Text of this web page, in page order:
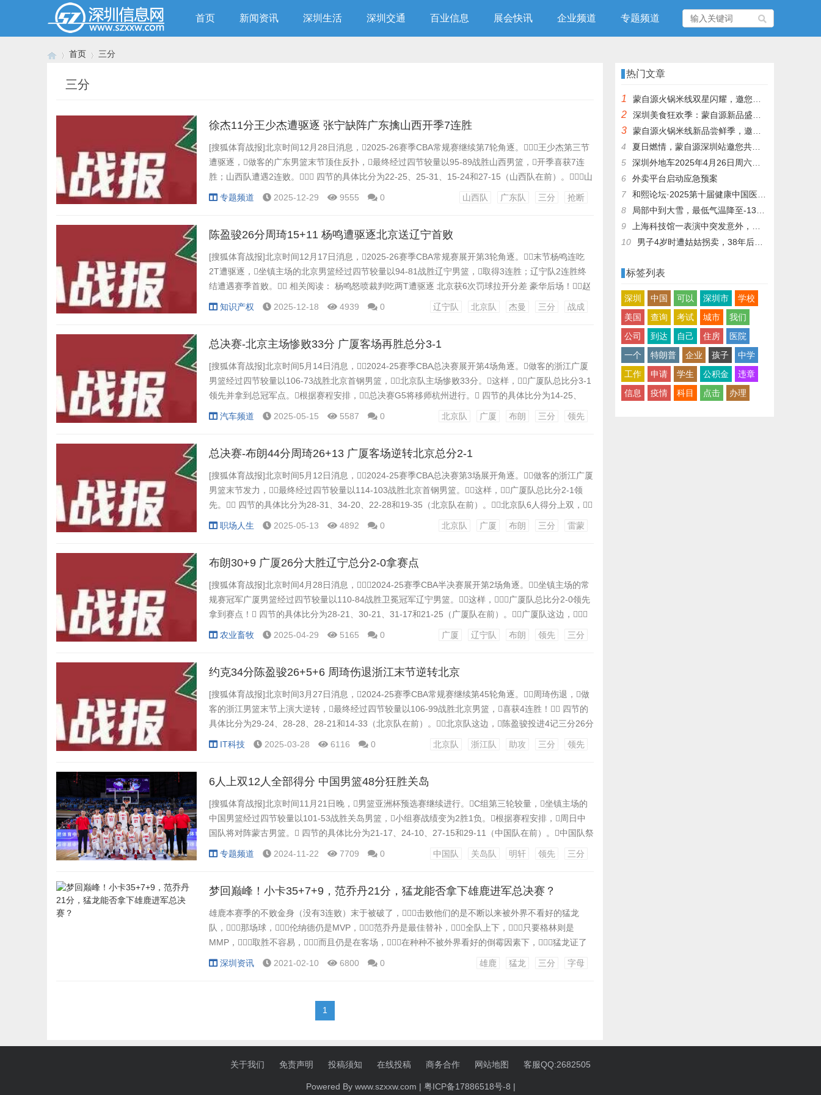
首页 新闻资讯 深圳生活 深圳交通 百业信息 展会快讯 企业频道 专题频道
首页 三分
三分
徐杰11分王少杰遭驱逐 张宁缺阵广东擒山西开季7连胜
[搜狐体育战报]北京时间12月28日消息，2025-26赛季CBA常规赛继续第7轮角逐。王少杰第三节
遭驱逐，做客的广东男篮末节顶住反扑，最终经过四节较量以95-89战胜山西男篮，开季喜获7连
胜；山西队遭遇2连败。 四节的具体比分为22-25、25-31、15-24和27-15（山西队在前）。山
西队这边，诺威尔24分4助攻3抢断，贾明儒14分4助攻，法耶12分11篮板。广东队这边，萨
专题频道 2025-12-29 9555 0 山西队 广东队 三分 抢断
陈盈骏26分周琦15+11 杨鸣遭驱逐北京送辽宁首败
[搜狐体育战报]北京时间12月17日消息，2025-26赛季CBA常规赛展开第3轮角逐。末节杨鸣连吃
2T遭驱逐，坐镇主场的北京男篮经过四节较量以94-81战胜辽宁男篮，取得3连胜；辽宁队2连胜终
结遭遇赛季首败。 相关阅读： 杨鸣怒喷裁判吃两T遭驱逐 北京获6次罚球拉开分差 豪华后场！赵
睿11+7稳军心 陈盈骏替补高效狂砍26分 内线较量！周琦力压莫兰德 与赵睿默契配合秀暴扣 杰曼砍
知识产权 2025-12-18 4939 0 辽宁队 北京队 杰曼 三分 战成
总决赛-北京主场惨败33分 广厦客场再胜总分3-1
[搜狐体育战报]北京时间5月14日消息，2024-25赛季CBA总决赛展开第4场角逐。做客的浙江广厦
男篮经过四节较量以106-73战胜北京首钢男篮，北京队主场惨败33分。这样，广厦队总比分3-1
领先并拿到总冠军点。根据赛程安排，总决赛G5将移师杭州进行。 四节的具体比分为14-25、
21-28、17-29和21-24（北京队在前）。北京队这边，陈盈骏13分，奥莫特11分5篮板4助攻，
汽车频道 2025-05-15 5587 0 北京队 广厦 布朗 三分 领先
总决赛-布朗44分周琦26+13 广厦客场逆转北京总分2-1
[搜狐体育战报]北京时间5月12日消息，2024-25赛季CBA总决赛第3场展开角逐。做客的浙江广厦
男篮末节发力，最终经过四节较量以114-103战胜北京首钢男篮。这样，广厦队总比分2-1领
先。 四节的具体比分为28-31、34-20、22-28和19-35（北京队在前）。北京队6人得分上双，
周琦26分13篮板2盖帽，杰曼投进4记三分16分5篮板14助攻，奥莫特16分3篮板，陈盈骏13分
职场人生 2025-05-13 4892 0 北京队 广厦 布朗 三分 雷蒙
布朗30+9 广厦26分大胜辽宁总分2-0拿赛点
[搜狐体育战报]北京时间4月28日消息，2024-25赛季CBA半决赛展开第2场角逐。坐镇主场的常
规赛冠军广厦男篮经过四节较量以110-84战胜卫冕冠军辽宁男篮。这样，广厦队总比分2-0领先
拿到赛点！ 四节的具体比分为28-21、30-21、31-17和21-25（广厦队在前）。广厦队这边，
布朗投进4记三分30分9助攻3抢断，纳纳利投进4记三分21分2抢断，朱俊龙16分4篮板，卡
农业畜牧 2025-04-29 5165 0 广厦 辽宁队 布朗 领先 三分
约克34分陈盈骏26+5+6 周琦伤退浙江末节逆转北京
[搜狐体育战报]北京时间3月27日消息，2024-25赛季CBA常规赛继续第45轮角逐。周琦伤退，做
客的浙江男篮末节上演大逆转，最终经过四节较量以106-99战胜北京男篮，喜获4连胜！ 四节的
具体比分为29-24、28-28、28-21和14-33（北京队在前）。北京队这边，陈盈骏投进4记三分26分
5篮板6助攻，奥莫特19分，杰曼12分5助攻2抢断，周琦10分6篮板8助攻3盖帽（助攻创生涯新
IT科技 2025-03-28 6116 0 北京队 浙江队 助攻 三分 领先
6人上双12人全部得分 中国男篮48分狂胜关岛
[搜狐体育战报]北京时间11月21日晚，男篮亚洲杯预选赛继续进行。C组第三轮较量，坐镇主场的
中国男篮经过四节较量以101-53战胜关岛男篮，小组赛战绩变为2胜1负。根据赛程安排，周日中
国队将对阵蒙古男篮。 四节的具体比分为21-17、24-10、27-15和29-11（中国队在前）。中国队祭
出12人轮换且都有得分进账，其中6人得分上双，杨瀚森16分6篮板3盖帽，曾凡博14分8篮板3助
专题频道 2024-11-22 7709 0 中国队 关岛队 明轩 领先 三分
梦回巅峰！小卡35+7+9，范乔丹21分，猛龙能否拿下雄鹿进军总决赛？
雄鹿本赛季的不败金身（没有3连败）末于被破了，击败他们的是不断以来被外界不看好的猛龙
队，那场球，伦纳德仍是MVP，范乔丹是最佳替补，全队上下，只要格林则是
MMP，取胜不容易，而且仍是在客场，在种种不被外界看好的倒霉因素下，猛龙证了
然本身的实力，如今，总决赛的天平已经向猛龙倾斜了，天王山大战取胜，总决赛的概
深圳资讯 2021-02-10 6800 0 雄鹿 猛龙 三分 字母
1
热门文章
1 蒙自源火锅米线双星闪耀，邀您共享辣爽夏日盛宴！
2 深圳美食狂欢季：蒙自源新品盛宴邀您品尝
3
蒙自源火锅米线新品尝鲜季，邀您共享味蕾盛宴！
4
夏日燃情，蒙自源深圳站邀您共赴美食盛宴！
5
深圳外地车2025年4月26日周六限行吗
6
外卖平台启动应急预案
7
和熙论坛·2025第十届健康中国医药连锁发展论坛在泰州举办
8
局部中到大雪，最低气温降至-13℃，济南今冬的第一场雪，或跟去年同一时间！
9
上海科技馆一表演中突发意外，机器人从高处坠落摔毁
10
男子4岁时遭姑姑拐卖，38年后终回家认亲！聋哑父母苦寻多年，母亲已抱憾离世丨红星寻人
标签列表
深圳 中国 可以 深圳市
学校
美国
查询 考试 城市
我们
公司
到达 自己 住房
医院
一个
特朗普 企业 孩子
中学
工作
申请 学生 公积金
违章
信息
疫情 科目 点击 办理
关于我们 免责声明 投稿须知 在线投稿 商务合作 网站地图 客服QQ:2682505
Powered By www.szxxw.com | 粤ICP备17886518号-8 |